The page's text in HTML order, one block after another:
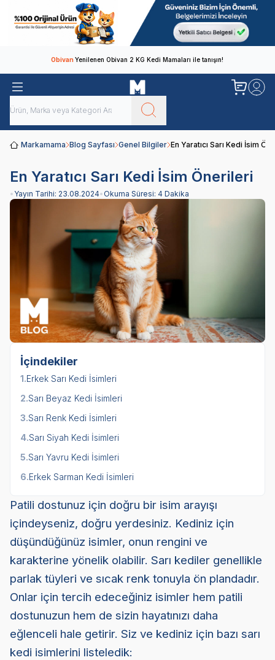
ObivanYenilenen Obivan 2 KG Kedi Mamaları ile tanışın!
Markamama Blog Sayfası Genel Bilgiler En Yaratıcı Sarı Kedi İsim
En Yaratıcı Sarı Kedi İsim Önerileri
• Yayın Tarihi: 23.08.2024•Okuma Süresi: 4 Dakika
İçindekiler
1.Erkek Sarı Kedi İsimleri
2.Sarı Beyaz Kedi İsimleri
3.Sarı Renk Kedi İsimleri
4.Sarı Siyah Kedi İsimleri
5.Sarı Yavru Kedi İsimleri
6.Erkek Sarman Kedi İsimleri
Patili dostunuz için doğru bir isim arayışı
içindeyseniz, doğru yerdesiniz. Kediniz için
düşündüğünüz isimler, onun rengini ve
karakterine yönelik olabilir. Sarı kediler genellikle
parlak tüyleri ve sıcak renk tonuyla ön plandadır.
Onlar için tercih edeceğiniz isimler hem patili
dostunuzun hem de sizin hayatınızı daha
eğlenceli hale getirir. Siz ve kediniz için bazı sarı
kedi isimlerini listeledik: